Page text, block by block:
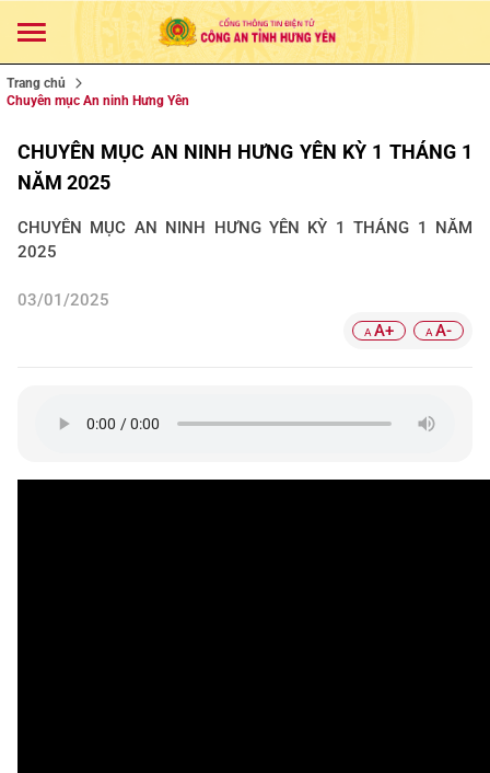
Trang chủ
Chuyên mục An ninh Hưng Yên
CHUYÊN MỤC AN NINH HƯNG YÊN KỲ 1 THÁNG 1
NĂM 2025
CHUYÊN MỤC AN NINH HƯNG YÊN KỲ 1 THÁNG 1 NĂM
2025
03/01/2025
A A+ A A-